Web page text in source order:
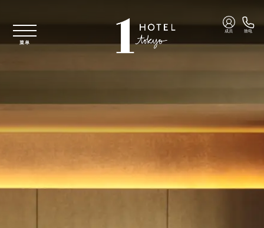
菜单
成员 致电